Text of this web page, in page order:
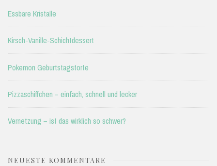
Essbare Kristalle
Kirsch-Vanille-Schichtdessert
Pokemon Geburtstagstorte
Pizzaschiffchen – einfach, schnell und lecker
Vernetzung – ist das wirklich so schwer?
NEUESTE KOMMENTARE